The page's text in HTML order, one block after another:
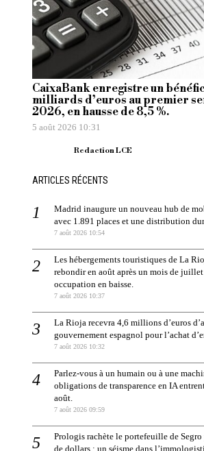
CaixaBank enregistre un
milliards d’euros au premier
2026, en hausse de 8,5 %.
5 août 2026 10:31
Redaction LCE
ARTICLES RÉCENTS
Madrid inaugure un nouveau hub de
avec 1.891 places et une distribution
7 août 2026 10:54
Les hébergements touristiques de La
rebondir en août après un mois de
occupation en baisse.
7 août 2026 10:37
La Rioja recevra 4,6 millions d’euros
gouvernement espagnol pour l’achat
7 août 2026 10:32
Parlez-vous à un humain ou à une
obligations de transparence en IA
août.
7 août 2026 09:59
Prologis rachète le portefeuille de